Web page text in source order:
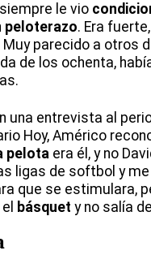
siempre le vio
peloterazo. Era
Muy parecido a otros
de los ochenta,
una entrevista al
Hoy, Américo
pelota era él, y no
ligas de softbol y
que se estimulara,
básquet y no salía